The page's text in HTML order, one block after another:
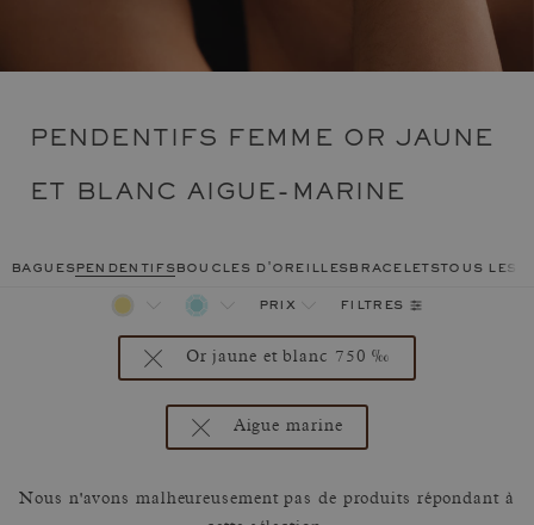
PENDENTIFS FEMME OR JAUNE
ET BLANC AIGUE-MARINE
baguespendentifsboucles d'oreillesbraceletstous les
prix filtres
Or jaune et blanc 750 ‰
Aigue marine
Nous n'avons malheureusement pas de produits répondant à